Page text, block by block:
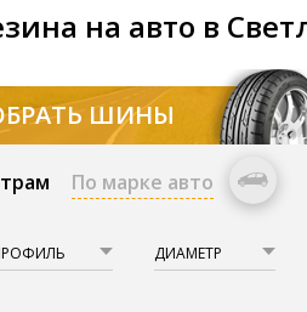
на авто в
ШИНЫ
По марке авто
ДИАМЕТР